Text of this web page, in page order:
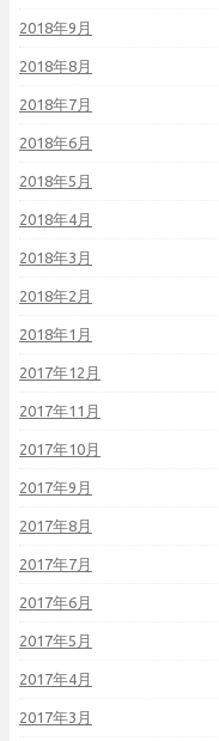
2018年9月
2018年8月
2018年7月
2018年6月
2018年5月
2018年4月
2018年3月
2018年2月
2018年1月
2017年12月
2017年11月
2017年10月
2017年9月
2017年8月
2017年7月
2017年6月
2017年5月
2017年4月
2017年3月